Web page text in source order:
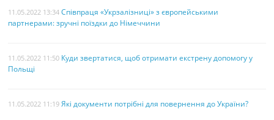
11.05.2022 13:34 Співпраця «Укрзалізниці» з європейськими
партнерами: зручні поїздки до Німеччини
11.05.2022 11:50 Куди звертатися, щоб отримати екстрену допомогу у
Польщі
11.05.2022 11:19 Які документи потрібні для повернення до України?